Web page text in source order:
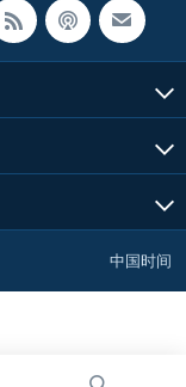
中国时间